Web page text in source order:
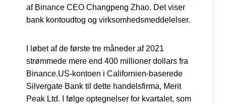
af Binance CEO Changpeng Zhao. Det viser
bank kontoudtog og virksomhedsmeddelelser.
I løbet af de første tre måneder af 2021
strømmede mere end 400 millioner dollars fra
Binance.US-kontoen i Californien-baserede
Silvergate Bank til dette handelsfirma, Merit
Peak Ltd. I følge optegnelser for kvartalet, som